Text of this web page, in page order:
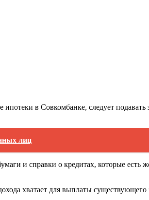
в Совкомбанке, следует подавать
лиц
и справки о кредитах, которые
хватает для выплаты